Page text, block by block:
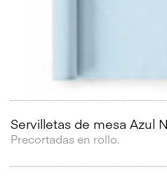
Servilletas de mesa Azul
Precortadas en rollo.